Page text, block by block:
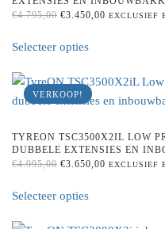
may
chosen
the
€4.795,00 ORIGINAL
€4.795,00.
€3.450,00 CURRENT
EXCLUSIEF
Selecteer optiesproduct
multiple
variants.
options
may
chosen
VERKOOP!
TYREON TSC3500X2IL LOW
DUBBELE EXTENSIES EN
€4.995,00 ORIGINAL
€4.995,00.
€3.650,00 CURRENT
EXCLUSIEF
Selecteer optiesproduct